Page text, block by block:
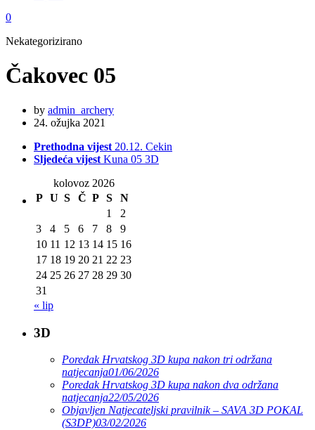
0
Nekategorizirano
Čakovec 05
by admin_archery
24. ožujka 2021
Prethodna vijest 20.12. Cekin
Sljedeća vijest Kuna 05 3D
kolovoz 2026
P U S Č P S
N
1
2
3
4 5 6 7 8
9
10 11 12 13 14 15 16
17 18 19 20 21 22 23
24 25 26 27 28 29 30
31
« lip
3D
Poredak Hrvatskog 3D kupa nakon tri održana
natjecanja01/06/2026
Poredak Hrvatskog 3D kupa nakon dva održana
natjecanja22/05/2026
Objavljen Natjecateljski pravilnik – SAVA 3D POKAL
(S3DP)03/02/2026